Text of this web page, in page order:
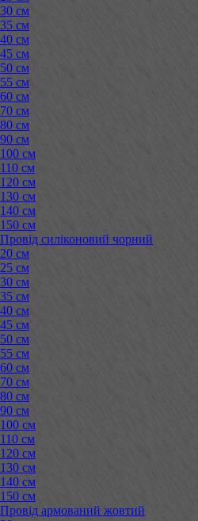
30 см
35 см
40 см
45 см
50 см
55 см
60 см
70 см
80 см
90 см
100 см
110 см
120 см
130 см
140 см
150 см
Провід силіконовий чорний
20 см
25 см
30 см
35 см
40 см
45 см
50 см
55 см
60 см
70 см
80 см
90 см
100 см
110 см
120 см
130 см
140 см
150 см
Провід армований жовтий